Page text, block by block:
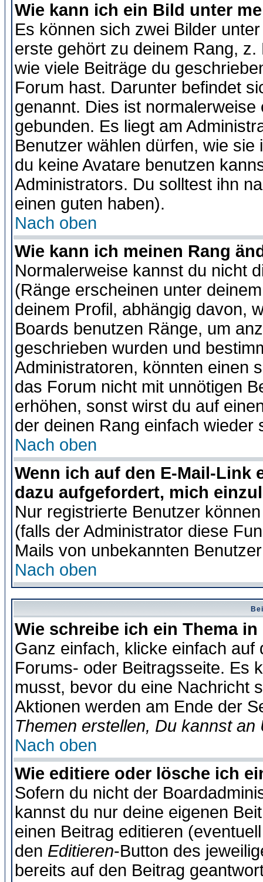
Wie kann ich ein Bild unter
Es können sich zwei Bilder
erste gehört zu deinem Rang,
wie viele Beiträge du
Forum hast. Darunter befindet
genannt. Dies ist
gebunden. Es liegt am
Benutzer wählen dürfen, wie
du keine Avatare benutzen
Administrators. Du solltest ihn
einen guten haben).
Nach oben
Wie kann ich meinen Rang
Normalerweise kannst du nicht
(Ränge erscheinen unter
deinem Profil, abhängig davon,
Boards benutzen Ränge, um
geschrieben wurden und
Administratoren, könnten einen
das Forum nicht mit unnötigen
erhöhen, sonst wirst du auf
der deinen Rang einfach wieder
Nach oben
Wenn ich auf den E-Mail-Link
dazu aufgefordert, mich
Nur registrierte Benutzer
(falls der Administrator diese
Mails von unbekannten
Nach oben
Wie schreibe ich ein Thema
Ganz einfach, klicke einfach
Forums- oder Beitragsseite. Es
musst, bevor du eine Nachricht
Aktionen werden am Ende der
Themen erstellen, Du kannst
Nach oben
Wie editiere oder lösche ich
Sofern du nicht der
kannst du nur deine eigenen
einen Beitrag editieren
den Editieren-Button des
bereits auf den Beitrag